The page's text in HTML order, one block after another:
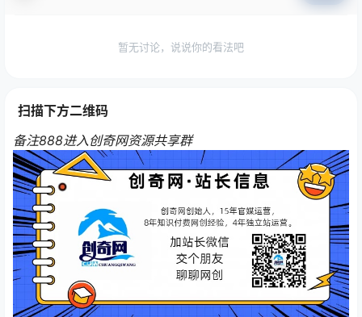
暂无讨论，说说你的看法吧
扫描下方二维码
备注888进入创奇网资源共享群